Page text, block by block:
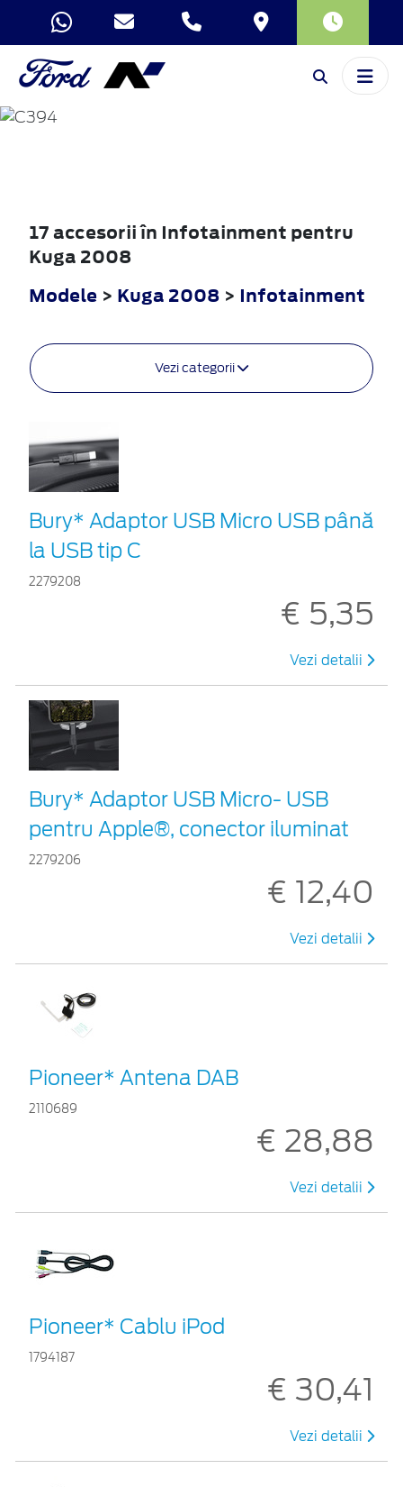
KUGA
17 accesorii în Infotainment pentru
Kuga 2008
Modele > Kuga 2008 > Infotainment
Vezi categorii
Bury* Adaptor USB Micro USB până
la USB tip C
2279208
€ 5,35
Vezi detalii
Bury* Adaptor USB Micro- USB
pentru Apple®, conector iluminat
2279206
€ 12,40
Vezi detalii
Pioneer* Antena DAB
2110689
€ 28,88
Vezi detalii
Pioneer* Cablu iPod
1794187
€ 30,41
Vezi detalii